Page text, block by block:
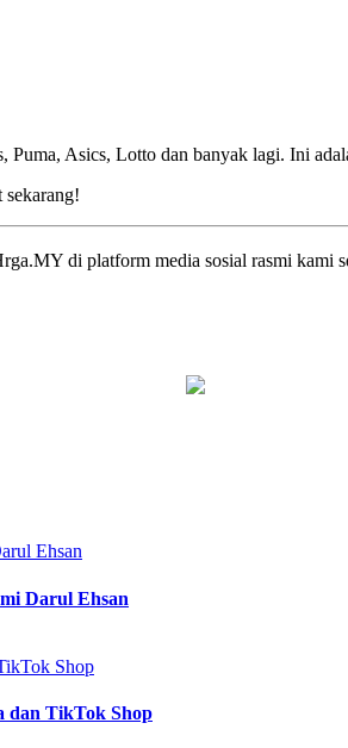
Asics, Lotto dan banyak lagi. Ini
di platform media sosial rasmi kami
Ehsan
Darul Ehsan
Shop
dan TikTok Shop